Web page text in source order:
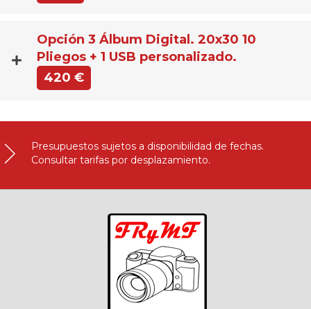
Opción 3 Álbum Digital. 20x30 10
Pliegos + 1 USB personalizado.
420 €
Presupuestos sujetos a disponibilidad de fechas.
Consultar tarifas por desplazamiento.